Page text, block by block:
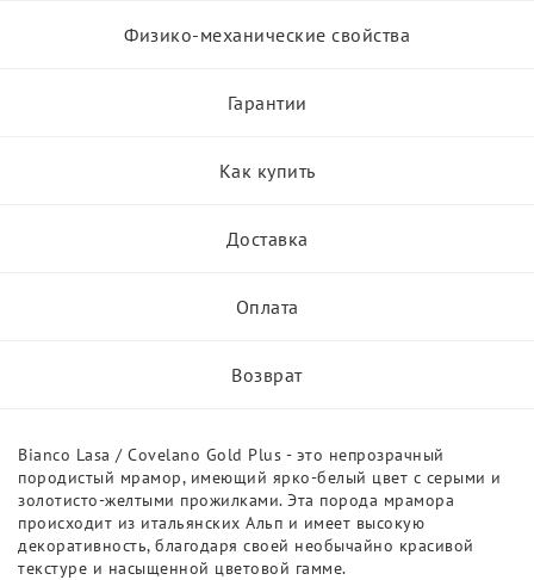
Физико-механические свойства
Гарантии
Как купить
Доставка
Оплата
Возврат
Bianco Lasa / Covelano Gold Plus - это непрозрачный
породистый мрамор, имеющий ярко-белый цвет с серыми и
золотисто-желтыми прожилками. Эта порода мрамора
происходит из итальянских Альп и имеет высокую
декоративность, благодаря своей необычайно красивой
текстуре и насыщенной цветовой гамме.